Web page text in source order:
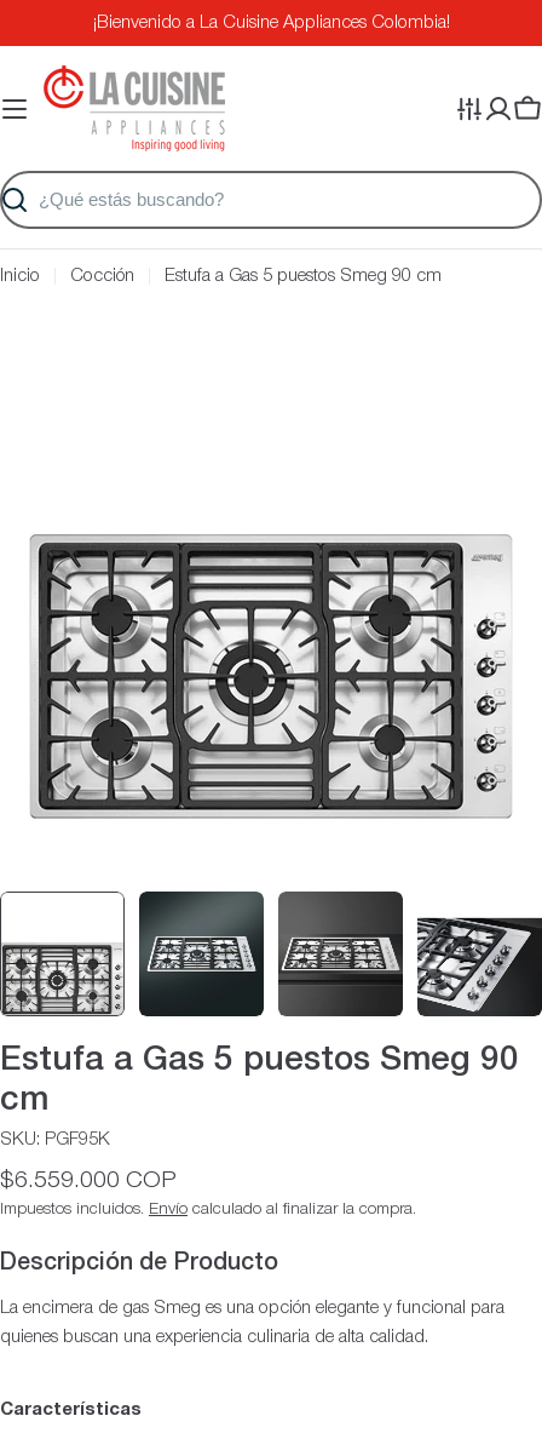
al
contenido
¡Bienvenido a La Cuisine Appliances Colombia!
Buscar
Inicio Cocción Estufa a Gas 5 puestos Smeg 90 cm
medios 0 en modal
Estufa a Gas 5 puestos Smeg 90
cm
SKU: PGF95K
Precio
habitual
$6.559.000 COP
Impuestos incluidos. Envío calculado al finalizar la compra.
Descripción de Producto
La encimera de gas Smeg es una opción elegante y funcional para
quienes buscan una experiencia culinaria de alta calidad.
Características